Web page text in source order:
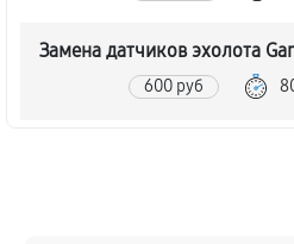
Замена датчиков эхолота
600 руб